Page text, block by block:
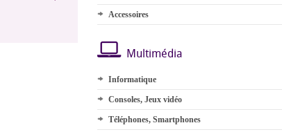
Accessoires
Multimédia
Informatique
Consoles, Jeux vidéo
Téléphones, Smartphones